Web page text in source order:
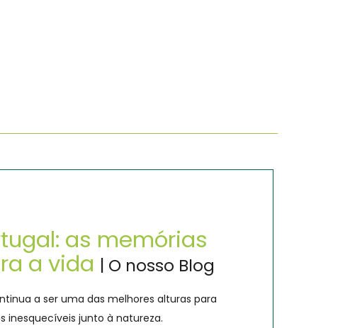
as memórias
a vida | O nosso Blog
a ser uma das melhores alturas para
inesquecíveis junto à natureza.